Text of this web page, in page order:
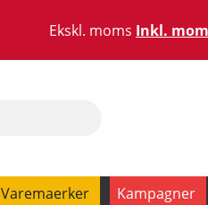
Ekskl. moms Inkl.
Varemaerker Kampagner